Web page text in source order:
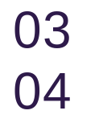
03
04